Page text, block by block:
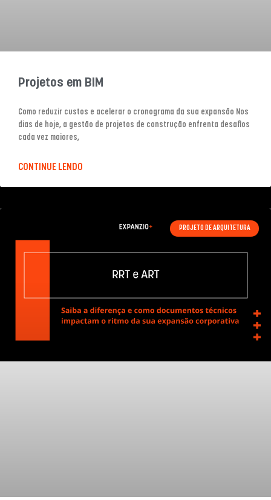
Projetos em BIM
Como reduzir custos e acelerar o cronograma da sua expansão Nos
dias de hoje, a gestão de projetos de construção enfrenta desafios
cada vez maiores,
CONTINUE LENDO
PROJETO DE ARQUITETURA